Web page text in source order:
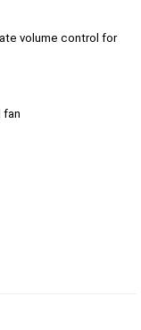
volume control for
fan